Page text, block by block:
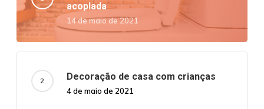
acoplada
14 de maio de 2021
Decoração de casa com crianças
4 de maio de 2021